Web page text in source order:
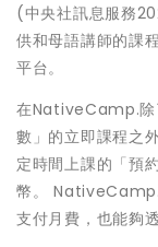
(中央社訊息服務
供和母語講師的課
平台。
在NativeCamp.除
數」的立即課程之
定時間上課的「預
幣。 NativeCamp.
支付月費，也能夠